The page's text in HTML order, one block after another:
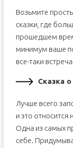
Возьмите
сказки, где
прошедшем
минимум ваше
все-таки
Сказка
Лучше всего
и это
Одна из самых
себе.